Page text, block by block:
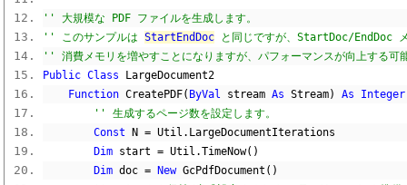
'' 大規模な PDF ファイルを生成します。
'' このサンプルは StartEndDoc と同じですが、StartDoc/EndDoc
'' 消費メモリを増やすことになりますが、パフォーマンスが向上する可
Public Class LargeDocument2
Function CreatePDF( ByVal stream As Stream) As
Integer
'' 生成するページ数を設定します。
Const N = Util . LargeDocumentIterations
Dim start = Util .TimeNow()
Dim doc = New GcPdfDocument ()